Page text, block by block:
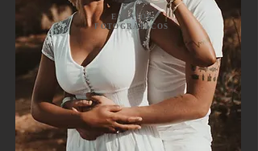
ENSAIOS
FOTOGRÁFICOS